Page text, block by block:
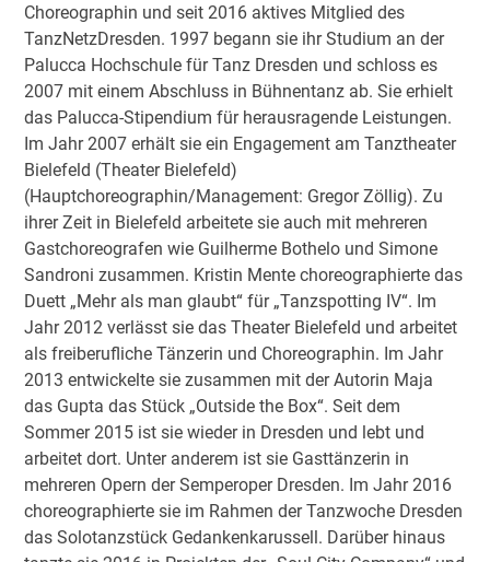
Choreographin und seit 2016 aktives Mitglied des
TanzNetzDresden. 1997 begann sie ihr Studium an der
Palucca Hochschule für Tanz Dresden und schloss es
2007 mit einem Abschluss in Bühnentanz ab. Sie erhielt
das Palucca-Stipendium für herausragende Leistungen.
Im Jahr 2007 erhält sie ein Engagement am Tanztheater
Bielefeld (Theater Bielefeld)
(Hauptchoreographin/Management: Gregor Zöllig). Zu
ihrer Zeit in Bielefeld arbeitete sie auch mit mehreren
Gastchoreografen wie Guilherme Bothelo und Simone
Sandroni zusammen. Kristin Mente choreographierte das
Duett „Mehr als man glaubt“ für „Tanzspotting IV“. Im
Jahr 2012 verlässt sie das Theater Bielefeld und arbeitet
als freiberufliche Tänzerin und Choreographin. Im Jahr
2013 entwickelte sie zusammen mit der Autorin Maja
das Gupta das Stück „Outside the Box“. Seit dem
Sommer 2015 ist sie wieder in Dresden und lebt und
arbeitet dort. Unter anderem ist sie Gasttänzerin in
mehreren Opern der Semperoper Dresden. Im Jahr 2016
choreographierte sie im Rahmen der Tanzwoche Dresden
das Solotanzstück Gedankenkarussell. Darüber hinaus